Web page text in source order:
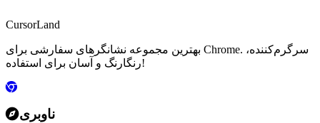
CursorLand
بهترین مجموعه نشانگرهای سفارشی برای Chrome. سرگرم‌کننده،
رنگارنگ و آسان برای استفاده!
ناوبری